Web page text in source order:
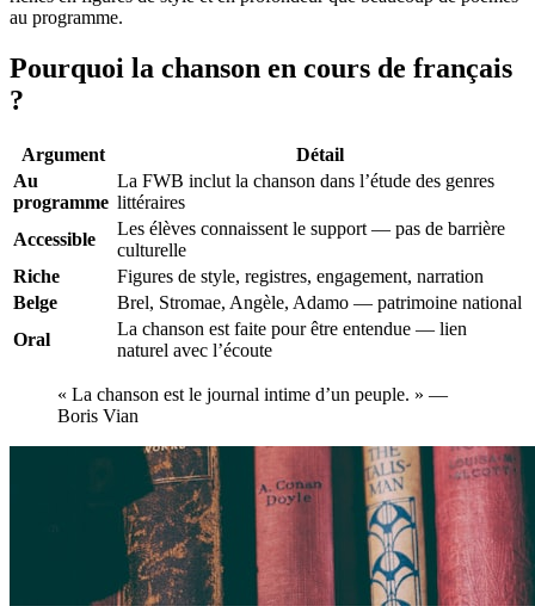
au programme.
Pourquoi la chanson en cours de français
?
Argument
Détail
Au
programme
La FWB inclut la chanson dans l’étude des genres
littéraires
Accessible
Les élèves connaissent le support — pas de barrière
culturelle
Riche
Figures de style, registres, engagement, narration
Belge
Brel, Stromae, Angèle, Adamo — patrimoine national
Oral
La chanson est faite pour être entendue — lien
naturel avec l’écoute
« La chanson est le journal intime d’un peuple. » —
Boris Vian